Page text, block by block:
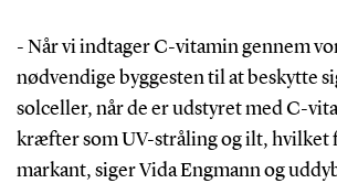
- Når vi indtager C-vitamin gennem
nødvendige byggesten til at beskytte
solceller, når de er udstyret med C-
kræfter som UV-stråling og ilt, hvilket
markant, siger Vida Engmann og